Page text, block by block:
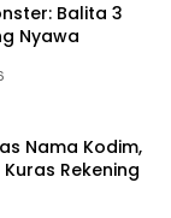
Balita 3
Nyawa
Nama Kodim,
Rekening